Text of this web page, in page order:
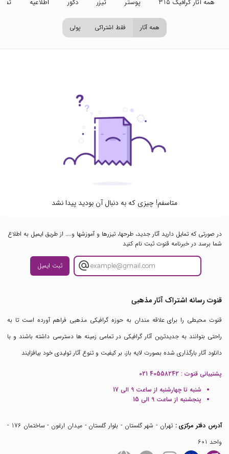
همه آثار گرافیک 315 پوستر تیزر دکور اطلاعیه
همه آثار فقط اشتراکی پولی
متاسفم! چیزی که به دنبال آن بودید پیدا نشد
در صورتی که تمایل دارید آثار جدید، طرحها، تیزرها و آموزشها و.... از طریق ایمیل به اطلاع
شما برسد در خبرنامه قنوت ثبت نام کنید
ثبت ایمیل
قنوت رسانه اشتراک آثار مذهبی
قنوت محیطی را برای علاقه مندان به حوزه گرافیکی مذهبی فراهم آورده است تا به
راحتی بتوانند به جدیدترین آثار گرافیکی در تمامی زمینه ها دسترسی داشته باشند و با
دانلود آثار بارگذاری شده بصورت لایه باز، بر کیفیت و تنوع آثار تولیدی خود بیافزایند
پشتیبانی قنوت : 021 40558242
شنبه تا چهارشنبه از ساعت 9 الی 17
پنجشنبه از ساعت 9 الی 15
آدرس دفتر مرکزی :
تهران - شهر گلستان - بلوار گلستان - میدان ارغون - ساختمان 176 -
واحد 601